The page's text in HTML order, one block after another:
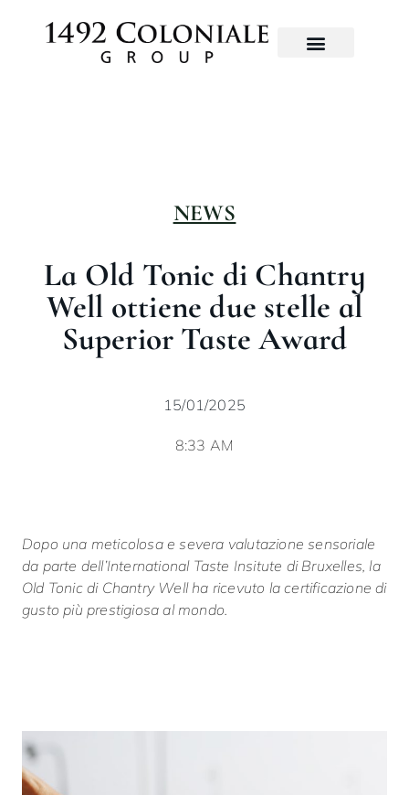
NEWS
La Old Tonic di Chantry
Well ottiene due stelle al
Superior Taste Award
15/01/2025
8:33 AM
Dopo una meticolosa e severa valutazione sensoriale
da parte dell’International Taste Insitute di Bruxelles, la
Old Tonic di Chantry Well ha ricevuto la certificazione di
gusto più prestigiosa al mondo.